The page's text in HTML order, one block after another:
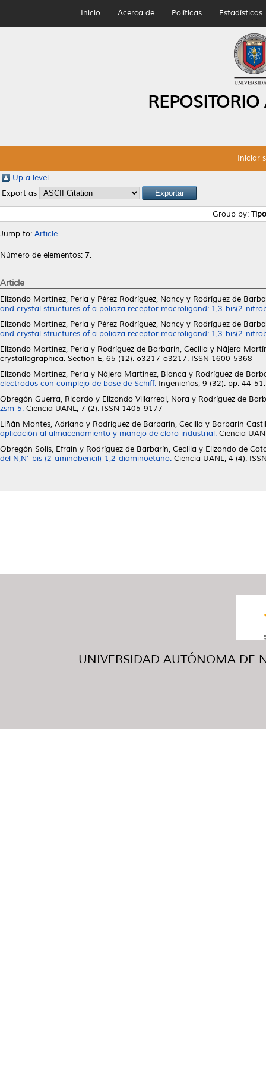
Inicio Acerca de Políticas Estadísticas
Iniciar
Up a level
Export as
Group by:
Jump to: Article
Número de elementos: 7.
Article
Elizondo Martínez, Perla y Pérez Rodríguez, Nancy y Rodríguez de
and crystal structures of a poliaza receptor macroligand: 1,3-bis(2-
Elizondo Martínez, Perla y Pérez Rodríguez, Nancy y Rodríguez de
and crystal structures of a poliaza receptor macroligand: 1,3-bis(2-
Elizondo Martínez, Perla y Rodríguez de Barbarín, Cecilia y Nájera
crystallographica. Section E, 65 (12). o3217-o3217. ISSN 1600-5368
Elizondo Martínez, Perla y Nájera Martínez, Blanca y Rodríguez de
electrodos con complejo de base de Schiff. Ingenierías, 9 (32). pp. 44-
Obregón Guerra, Ricardo y Elizondo Villarreal, Nora y Rodríguez de
zsm-5. Ciencia UANL, 7 (2). ISSN 1405-9177
Liñán Montes, Adriana y Rodríguez de Barbarín, Cecilia y Barbarín
aplicación al almacenamiento y manejo de cloro industrial. Ciencia
Obregón Solís, Efraín y Rodríguez de Barbarín, Cecilia y Elizondo de
del N,N’-bis (2-aminobencil)-1,2-diaminoetano. Ciencia UANL, 4 (4).
UNIVERSIDAD AUTÓNOMA DE